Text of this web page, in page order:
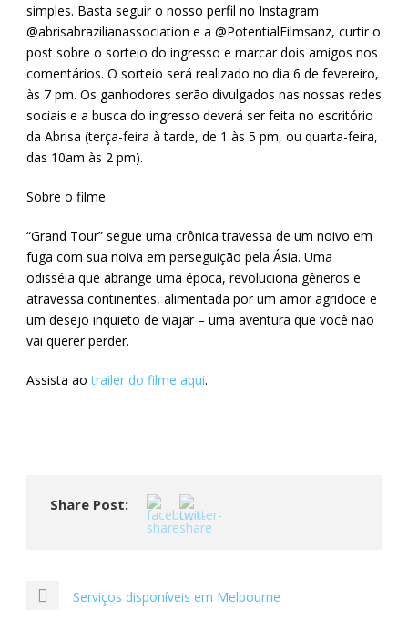
simples. Basta seguir o nosso perfil no Instagram
@abrisabrazilianassociation e a @PotentialFilmsanz, curtir o
post sobre o sorteio do ingresso e marcar dois amigos nos
comentários. O sorteio será realizado no dia 6 de fevereiro,
às 7 pm. Os ganhodores serão divulgados nas nossas redes
sociais e a busca do ingresso deverá ser feita no escritório
da Abrisa (terça-feira à tarde, de 1 às 5 pm, ou quarta-feira,
das 10am às 2 pm).
Sobre o filme
“Grand Tour” segue uma crônica travessa de um noivo em
fuga com sua noiva em perseguição pela Ásia. Uma
odisséia que abrange uma época, revoluciona gêneros e
atravessa continentes, alimentada por um amor agridoce e
um desejo inquieto de viajar – uma aventura que você não
vai querer perder.
Assista aotrailer do filme aqui.
Share Post:
Serviços disponíveis em Melbourne